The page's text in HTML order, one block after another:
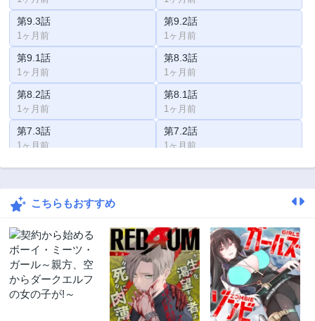
第9.3話
1ヶ月前
第9.2話
1ヶ月前
第9.1話
1ヶ月前
第8.3話
1ヶ月前
第8.2話
1ヶ月前
第8.1話
1ヶ月前
第7.3話
1ヶ月前
第7.2話
1ヶ月前
第7.1話 第6.3話
第6.2話
第5.3話
1ヶ月前
第5.2話
1ヶ月前
第5.1話
1ヶ月前
第4.3話
1ヶ月前
第4.1話
こちらもおすすめ